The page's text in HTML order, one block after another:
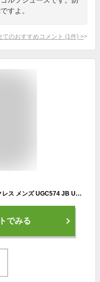
すよ。
てのおすすめコメント (1 件) >
ニューバランス ゴルフシューズ スパイクレス メンズ UGC574 JB UGC574JB new balance
でみる